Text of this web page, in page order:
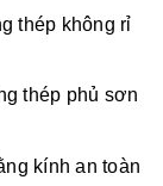
thép không rỉ
thép phủ sơn
kính an toàn